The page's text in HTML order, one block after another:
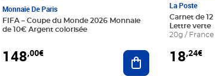
au panier
Monnaie De Paris
FIFA – Coupe du Monde 2026 Monnaie
de 10€ Argent colorisée
148,00€ Ajouter au panier
La Poste
Carnet de
Lettre verte
20g / France
18,24€